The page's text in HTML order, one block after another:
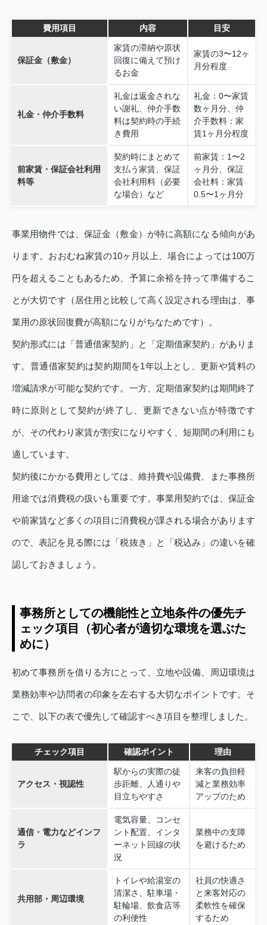
費用項目 内容 目安
保証金（敷金）
家賃の滞納や原状
回復に備えて預け
るお金
家賃の3〜12ヶ
月分程度
礼金・仲介手数料
礼金は返金されな
い謝礼、仲介手数
料は契約時の手続
き費用
礼金：0〜家賃
数ヶ月分、仲
介手数料：家
賃1ヶ月分程度
前家賃・保証会社利用
料等
契約時にまとめて
支払う家賃、保証
会社利用料（必要
な場合）など
前家賃：1〜2
ヶ月分、保証
会社料：家賃
0.5〜1ヶ月分
事業用物件では、保証金（敷金）が特に高額になる傾向があ
ります。おおむね家賃の10ヶ月以上、場合によっては100万
円を超えることもあるため、予算に余裕を持って準備するこ
とが大切です（居住用と比較して高く設定される理由は、事
業用の原状回復費が高額になりがちなためです）。
契約形式には「普通借家契約」と「定期借家契約」がありま
す。普通借家契約は契約期間を1年以上とし、更新や賃料の
増減請求が可能な契約です。一方、定期借家契約は期間終了
時に原則として契約が終了し、更新できない点が特徴です
が、その代わり家賃が割安になりやすく、短期間の利用にも
適しています。
契約後にかかる費用としては、維持費や設備費、また事務所
用途では消費税の扱いも重要です。事業用契約では、保証金
や前家賃など多くの項目に消費税が課される場合があります
ので、表記を見る際には「税抜き」と「税込み」の違いを確
認しておきましょう。
事務所としての機能性と立地条件の優先チ
ェック項目（初心者が適切な環境を選ぶた
めに）
初めて事務所を借りる方にとって、立地や設備、周辺環境は
業務効率や訪問者の印象を左右する大切なポイントです。そ
こで、以下の表で優先して確認すべき項目を整理しました。
チェック項目 確認ポイント 理由
アクセス・視認性
駅からの実際の徒
歩距離、人通りや
目立ちやすさ
来客の負担軽
減と業務効率
アップのため
通信・電力などインフ
ラ
電気容量、コンセ
ント配置、インタ
ーネット回線の状
況
業務中の支障
を避けるため
共用部・周辺環境
トイレや給湯室の
清潔さ、駐車場・
駐輪場、飲食店等
の利便性
社員の快適さ
と来客対応の
柔軟性を確保
するため